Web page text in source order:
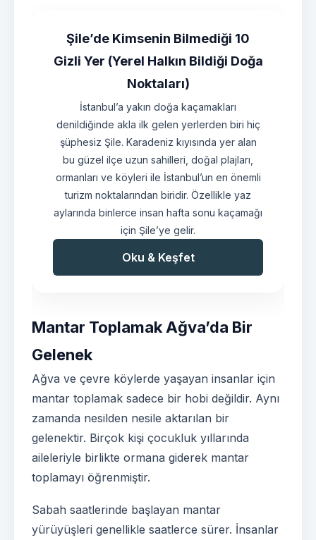
Şile’de Kimsenin Bilmediği 10
Gizli Yer (Yerel Halkın Bildiği Doğa
Noktaları)
İstanbul’a yakın doğa kaçamakları
denildiğinde akla ilk gelen yerlerden biri hiç
şüphesiz Şile. Karadeniz kıyısında yer alan
bu güzel ilçe uzun sahilleri, doğal plajları,
ormanları ve köyleri ile İstanbul’un en önemli
turizm noktalarından biridir. Özellikle yaz
aylarında binlerce insan hafta sonu kaçamağı
için Şile’ye gelir.
Oku & Keşfet
Mantar Toplamak Ağva’da Bir
Gelenek
Ağva ve çevre köylerde yaşayan insanlar için
mantar toplamak sadece bir hobi değildir. Aynı
zamanda nesilden nesile aktarılan bir
gelenektir. Birçok kişi çocukluk yıllarında
aileleriyle birlikte ormana giderek mantar
toplamayı öğrenmiştir.
Sabah saatlerinde başlayan mantar
yürüyüşleri genellikle saatlerce sürer. İnsanlar